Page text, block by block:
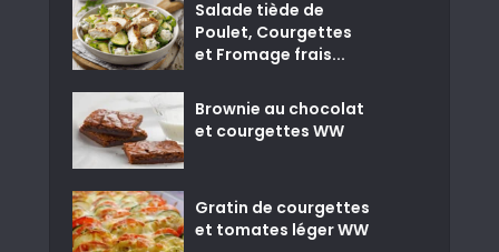
Salade tiède de
Poulet, Courgettes
et Fromage frais...
Brownie au chocolat
et courgettes WW
Gratin de courgettes
et tomates léger WW